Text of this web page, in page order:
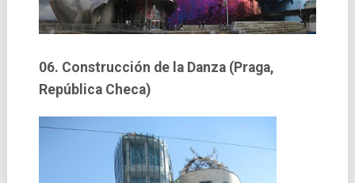
06. Construcción de la Danza (Praga,
República Checa)